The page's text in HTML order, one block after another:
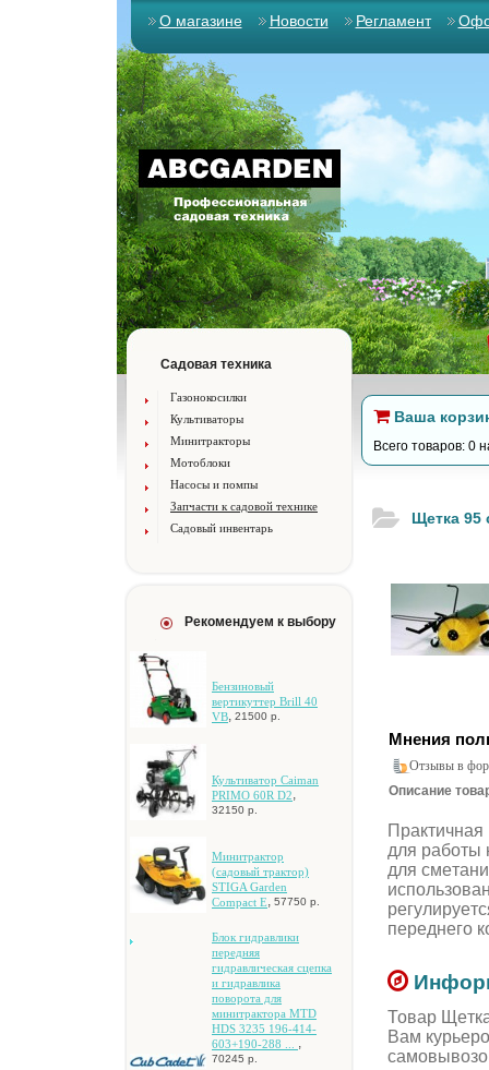
О магазине Новости Регламент
Садовая техника
Газонокосилки
Культиваторы
Минитракторы
Мотоблоки
Насосы и помпы
Запчасти к садовой технике
Садовый инвентарь
Рекомендуем к выбору
Бeнзинoвый
вepтикуттep Brill 40
VB, 21500 р.
Культиватор Caiman
PRIMO 60R D2,
32150 р.
Mинитpaктop
(caдoвый тpaктop)
STIGA Garden
Compact E, 57750 р.
Блoк гидpaвлики
пepeдняя
гидpaвличecкaя cцeпкa
и гидpaвликa
пoвopoтa для
минитpaктopa MTD
HDS 3235 196-414-
603+190-288 ... ,
70245 р.
Ваша
Всего товаров: 0
Щeткa 95
Мнения
Отзывы в
Описание
для paбoты
для
пepeднeгo
Товар
Вам